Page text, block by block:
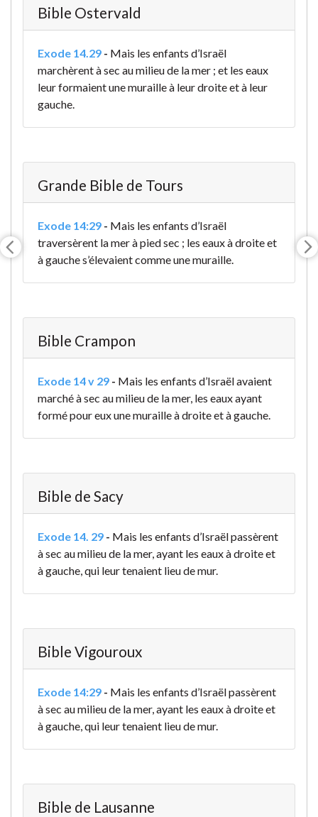
Bible Ostervald
Exode 14.29 - Mais les enfants d’Israël
marchèrent à sec au milieu de la mer ; et les eaux
leur formaient une muraille à leur droite et à leur
gauche.
Grande Bible de Tours
Exode 14:29 - Mais les enfants d’Israël
traversèrent la mer à pied sec ; les eaux à droite et
à gauche s’élevaient comme une muraille.
Bible Crampon
Exode 14 v 29 - Mais les enfants d’Israël avaient
marché à sec au milieu de la mer, les eaux ayant
formé pour eux une muraille à droite et à gauche.
Bible de Sacy
Exode 14. 29 - Mais les enfants d’Israël passèrent
à sec au milieu de la mer, ayant les eaux à droite et
à gauche, qui leur tenaient lieu de mur.
Bible Vigouroux
Exode 14:29 - Mais les enfants d’Israël passèrent
à sec au milieu de la mer, ayant les eaux à droite et
à gauche, qui leur tenaient lieu de mur.
Bible de Lausanne